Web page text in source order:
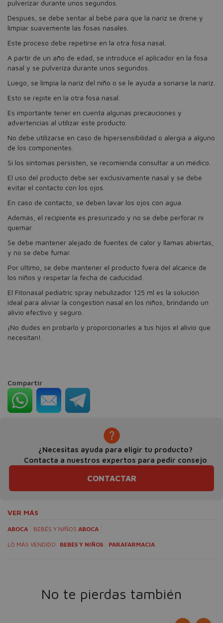
pulverizar durante unos segundos.
Después, se debe sentar al bebé para que la nariz se drene y
limpiar suavemente las fosas nasales.
Este proceso debe repetirse en la otra fosa nasal.
A partir de un año de edad, se introduce el aplicador en la fosa
nasal y se pulveriza durante unos segundos.
Luego, se limpia la nariz del niño o se le ayuda a sonarse la nariz.
Esto se repite en la otra fosa nasal.
Es importante tener en cuenta algunas precauciones y
advertencias al utilizar este producto.
No debe utilizarse en caso de hipersensibilidad o alergia a alguno
de los componentes.
Si los síntomas persisten, se recomienda consultar a un médico.
El uso del producto debe ser exclusivamente nasal y se debe
evitar el contacto con los ojos.
En caso de contacto, se deben lavar los ojos con agua.
Además, el recipiente es presurizado y no se debe perforar ni
quemar.
Se debe mantener alejado de fuentes de calor y llamas abiertas,
y no se debe fumar.
Por último, se debe mantener el producto fuera del alcance de
los niños y respetar la fecha de caducidad.
El Fitonasal pediatric spray nebulizador 125 ml es la solución
ideal para aliviar la congestión nasal en los niños, brindando un
alivio efectivo y seguro.
¡No dudes en probarlo y proporcionarles a tus hijos el alivio que
necesitan!.
Compartir
¿Necesitas ayuda para eligir tu producto?
Contacta a nuestros expertos para pedir consejo
CONTACTAR
VER MÁS
ABOCA BEBÉS Y NIÑOS ABOCA
LO MÁS VENDIDO: BEBÉS Y NIÑOS PARAFARMACIA
No te pierdas también